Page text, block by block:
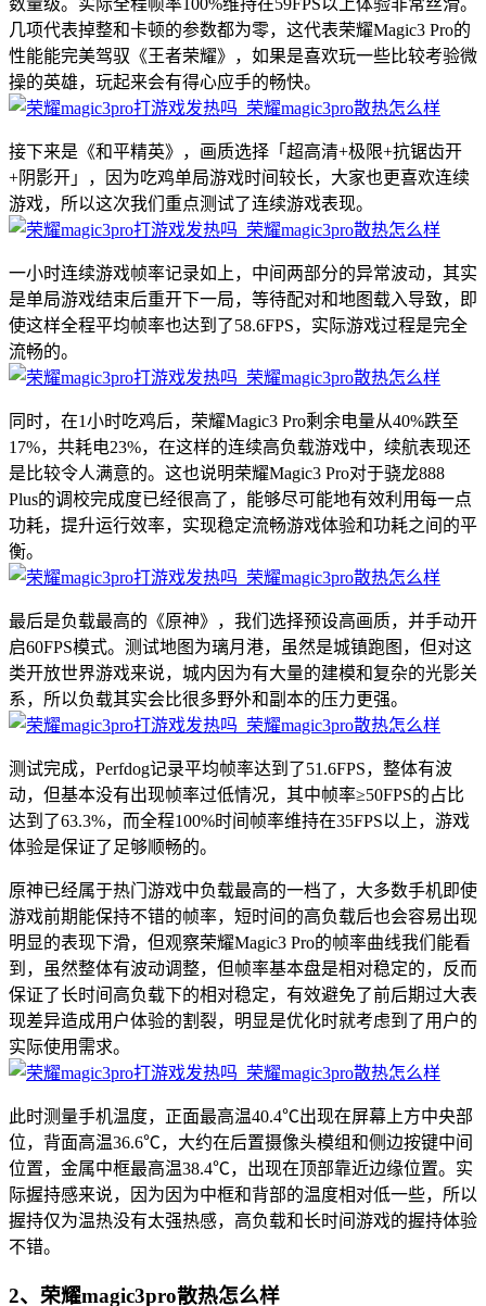
数量级。实际全程帧率100%维持在59FPS以上体验非常丝滑。
几项代表掉整和卡顿的参数都为零，这代表荣耀Magic3 Pro的
性能能完美驾驭《王者荣耀》，如果是喜欢玩一些比较考验微
操的英雄，玩起来会有得心应手的畅快。
接下来是《和平精英》，画质选择「超高清+极限+抗锯齿开
+阴影开」，因为吃鸡单局游戏时间较长，大家也更喜欢连续
游戏，所以这次我们重点测试了连续游戏表现。
一小时连续游戏帧率记录如上，中间两部分的异常波动，其实
是单局游戏结束后重开下一局，等待配对和地图载入导致，即
使这样全程平均帧率也达到了58.6FPS，实际游戏过程是完全
流畅的。
同时，在1小时吃鸡后，荣耀Magic3 Pro剩余电量从40%跌至
17%，共耗电23%，在这样的连续高负载游戏中，续航表现还
是比较令人满意的。这也说明荣耀Magic3 Pro对于骁龙888
Plus的调校完成度已经很高了，能够尽可能地有效利用每一点
功耗，提升运行效率，实现稳定流畅游戏体验和功耗之间的平
衡。
最后是负载最高的《原神》，我们选择预设高画质，并手动开
启60FPS模式。测试地图为璃月港，虽然是城镇跑图，但对这
类开放世界游戏来说，城内因为有大量的建模和复杂的光影关
系，所以负载其实会比很多野外和副本的压力更强。
测试完成，Perfdog记录平均帧率达到了51.6FPS，整体有波
动，但基本没有出现帧率过低情况，其中帧率≥50FPS的占比
达到了63.3%，而全程100%时间帧率维持在35FPS以上，游戏
体验是保证了足够顺畅的。
原神已经属于热门游戏中负载最高的一档了，大多数手机即使
游戏前期能保持不错的帧率，短时间的高负载后也会容易出现
明显的表现下滑，但观察荣耀Magic3 Pro的帧率曲线我们能看
到，虽然整体有波动调整，但帧率基本盘是相对稳定的，反而
保证了长时间高负载下的相对稳定，有效避免了前后期过大表
现差异造成用户体验的割裂，明显是优化时就考虑到了用户的
实际使用需求。
此时测量手机温度，正面最高温40.4℃出现在屏幕上方中央部
位，背面高温36.6℃，大约在后置摄像头模组和侧边按键中间
位置，金属中框最高温38.4℃，出现在顶部靠近边缘位置。实
际握持感来说，因为因为中框和背部的温度相对低一些，所以
握持仅为温热没有太强热感，高负载和长时间游戏的握持体验
不错。
2、荣耀magic3pro散热怎么样